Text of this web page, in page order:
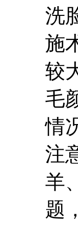
洗
施
较
毛
情
注
羊
题